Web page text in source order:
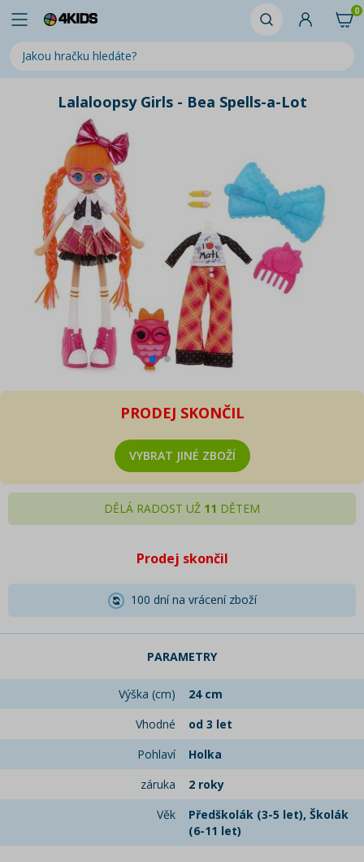
0
Lalaloopsy Girls - Bea Spells-a-Lot
PRODEJ SKONČIL
VYBRAT JINÉ ZBOŽÍ
DĚLÁ RADOST UŽ 11 DĚTEM
Prodej skončil
100 dní na vrácení zboží
PARAMETRY
Výška (cm)
24 cm
Vhodné
od 3 let
Pohlaví
Holka
záruka
2 roky
Věk
Předškolák (3-5 let), Školák
(6-11 let)